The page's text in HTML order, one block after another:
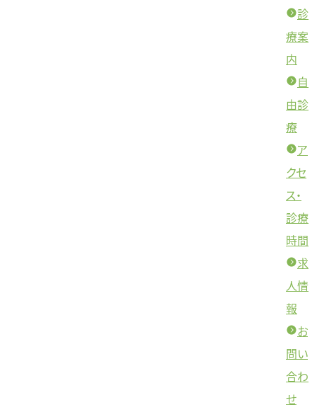
診
療案
内
自
由診
療
ア
クセ
ス・
診療
時間
求
人情
報
お
問い
合わ
せ